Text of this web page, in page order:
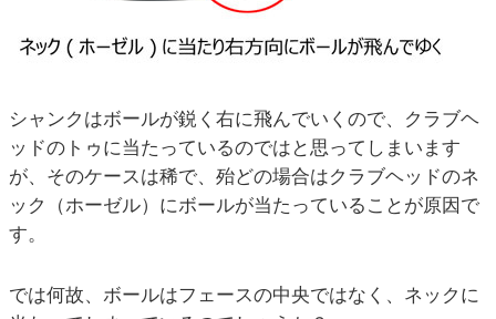
シャンクはボールが鋭く右に飛んでいくので、クラブヘ
ッドのトゥに当たっているのではと思ってしまいます
が、そのケースは稀で、殆どの場合はクラブヘッドのネ
ック（ホーゼル）にボールが当たっていることが原因で
す。
では何故、ボールはフェースの中央ではなく、ネックに